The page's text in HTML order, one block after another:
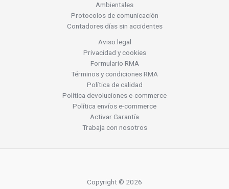
Ambientales
Protocolos de comunicación
Contadores días sin accidentes
Aviso legal
Privacidad y cookies
Formulario RMA
Términos y condiciones RMA
Política de calidad
Política devoluciones e-commerce
Política envíos e-commerce
Activar Garantía
Trabaja con nosotros
Copyright © 2026